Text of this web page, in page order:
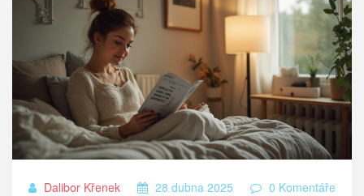
Dalibor Křenek 28 dubna 2025 0 Komentáře